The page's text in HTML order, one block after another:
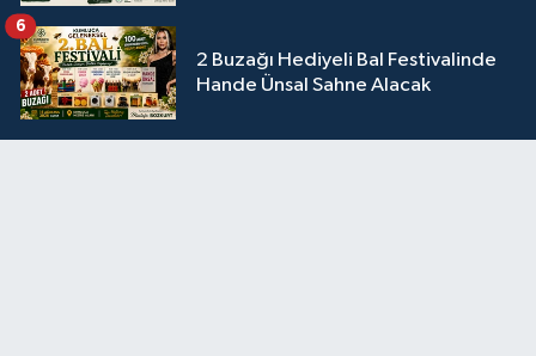
2 Buzağı Hediyeli Bal Festivalinde
Hande Ünsal Sahne Alacak
6